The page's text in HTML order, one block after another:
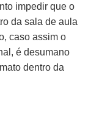
impedir que o
da sala de aula
caso assim o
é desumano
dentro da